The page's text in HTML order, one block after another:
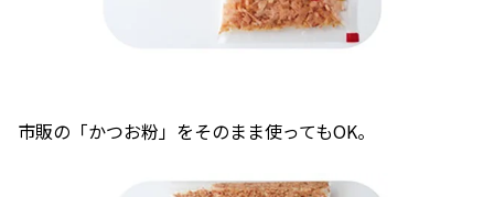
市販の「かつお粉」をそのまま使ってもOK。